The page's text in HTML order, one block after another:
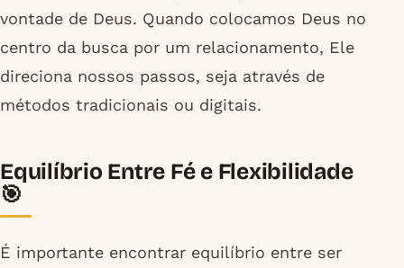
vontade de Deus. Quando colocamos Deus no
centro da busca por um relacionamento, Ele
direciona nossos passos, seja através de
métodos tradicionais ou digitais.
Equilíbrio Entre Fé e Flexibilidade
🎯
É importante encontrar equilíbrio entre ser